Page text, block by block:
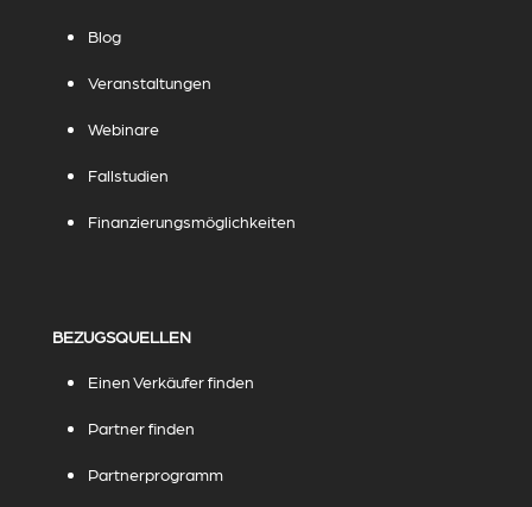
Blog
Veranstaltungen
Webinare
Fallstudien
Finanzierungsmöglichkeiten
BEZUGSQUELLEN
Einen Verkäufer finden
Partner finden
Partnerprogramm